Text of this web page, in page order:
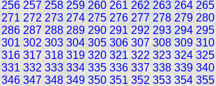
256 257 258 259 260 261 262 263 264 265
271 272 273 274 275 276 277 278 279 280
286 287 288 289 290 291 292 293 294 295
301 302 303 304 305 306 307 308 309 310
316 317 318 319 320 321 322 323 324 325
331 332 333 334 335 336 337 338 339 340
346 347 348 349 350 351 352 353 354 355